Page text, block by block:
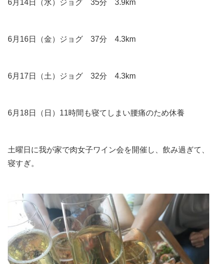
6月14日（水）ジョグ 35分 3.9km
6月16日（金）ジョグ 37分 4.3km
6月17日（土）ジョグ 32分 4.3km
6月18日（日）11時間も寝てしまい腰痛のため休養
土曜日に我が家で肉女子ワイン会を開催し、飲み過ぎて、
寝すぎ。